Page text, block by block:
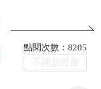
點閱次數：8205